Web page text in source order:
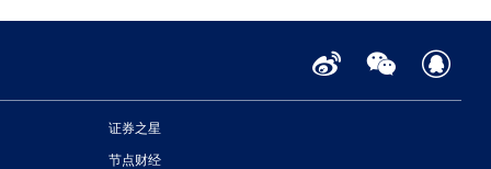
证券之星
节点财经